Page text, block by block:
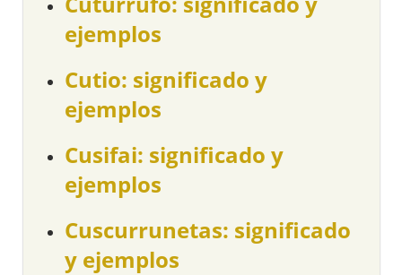
ejemplos
Cutio: significado y
ejemplos
Cusifai: significado y
ejemplos
Cuscurrunetas: significado
y ejemplos